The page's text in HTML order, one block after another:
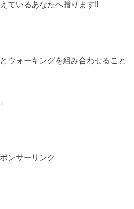
ているあなたへ贈ります‼︎
ウォーキングを組み合わせること
ンサーリンク